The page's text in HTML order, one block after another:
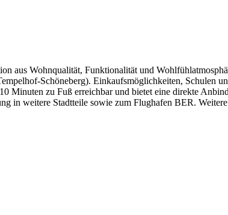
aus Wohnqualität, Funktionalität und
Schöneberg). Einkaufsmöglichkeiten, Schulen
Minuten zu Fuß erreichbar und bietet eine direkte
in weitere Stadtteile sowie zum Flughafen BER.